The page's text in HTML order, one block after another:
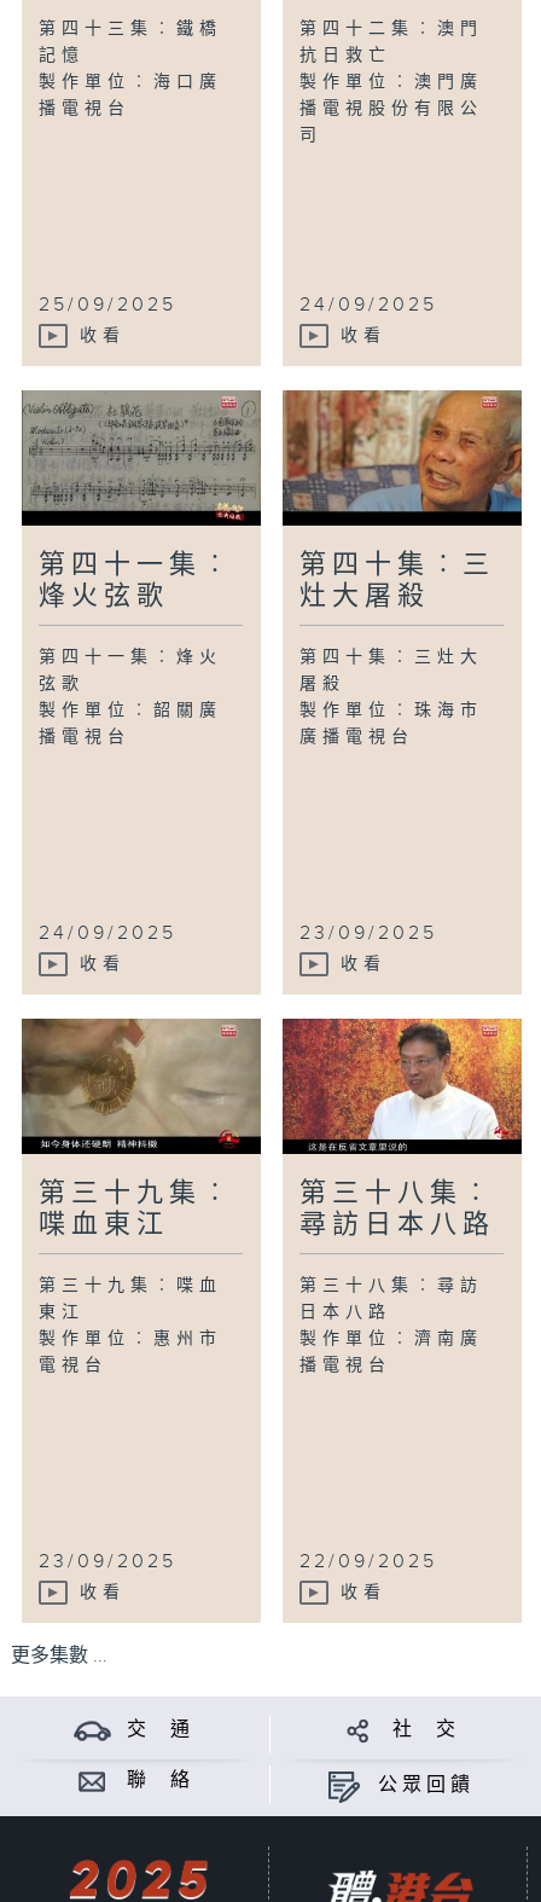
第四十三集︰鐵橋
記憶
製作單位︰海口廣
播電視台
25/09/2025
收看
第四十二集︰澳門
抗日救亡
製作單位︰澳門廣
播電視股份有限公
司
24/09/2025
收看
第四十一集︰
烽火弦歌
第四十一集︰烽火
弦歌
製作單位︰韶關廣
播電視台
24/09/2025
收看
第四十集︰三
灶大屠殺
第四十集︰三灶大
屠殺
製作單位︰珠海市
廣播電視台
23/09/2025
收看
第三十九集︰
喋血東江
第三十九集︰喋血
東江
製作單位︰惠州市
電視台
23/09/2025
收看
第三十八集︰
尋訪日本八路
第三十八集︰尋訪
日本八路
製作單位︰濟南廣
播電視台
22/09/2025
收看
更多集數 ...
交 通 社 交
聯 絡 公眾回饋